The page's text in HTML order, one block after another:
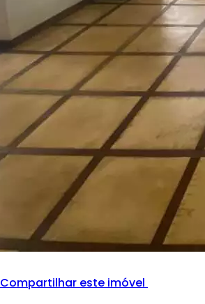
Compartilhar este imóvel